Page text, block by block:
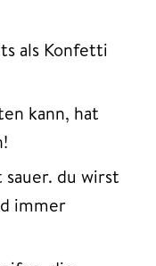
als Konfetti
kann, hat
du wirst
immer